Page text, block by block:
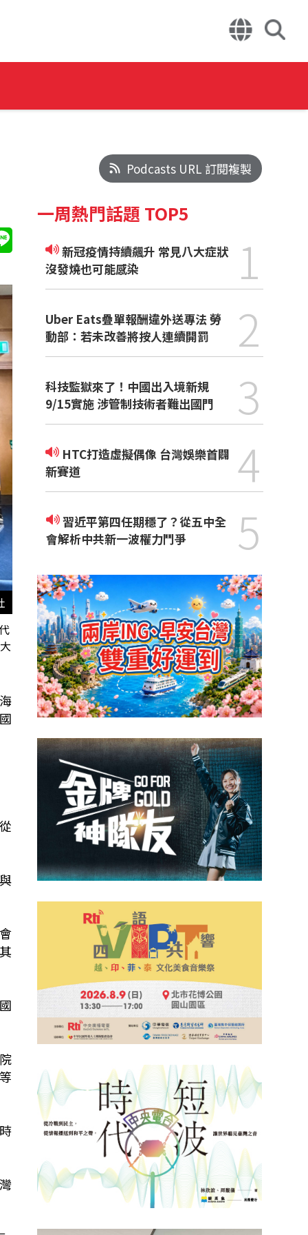
牛津大學台灣研究計畫舉辦的台灣研究年會14日登場
會。（牛津大
Podcasts URL 訂閱複製
一周熱門話題 TOP5
新冠疫情持續飆升 常見八大症狀
沒發燒也可能感染
1
Uber Eats疊單報酬違外送專法 勞
動部：若未改善將按人連續開罰
2
科技監獄來了！中國出入境新規
9/15實施 涉管制技術者難出國門
3
新賽道
4
習近平第四任期穩了？從五中全
會解析中共新一波權力鬥爭
5